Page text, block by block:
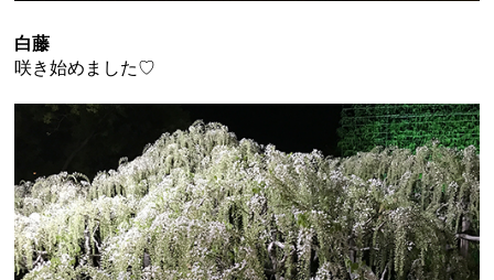
白藤
咲き始めました♡